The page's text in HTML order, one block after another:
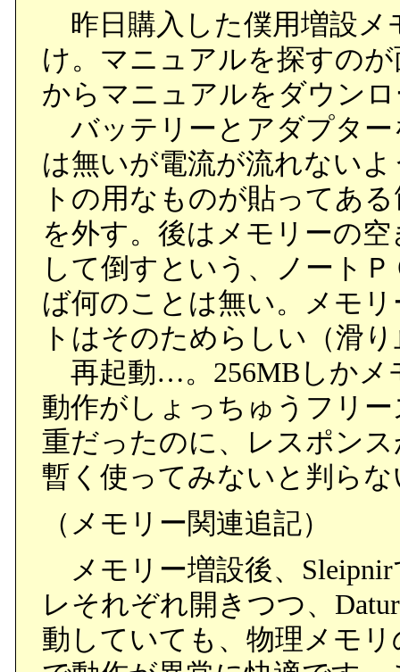
昨日購入した僕用増設メ
け。マニュアルを探すの
からマニュアルをダウン
バッテリーとアダプター
は無いが電流が流れない
トの用なものが貼ってあ
を外す。後はメモリーの
して倒すという、ノート
ば何のことは無い。メモ
トはそのためらしい（滑
再起動…。256MBしかメ
動作がしょっちゅうフリ
重だったのに、レスポン
暫く使ってみないと判ら
（メモリー関連追記）
メモリー増設後、Sleipnir
レそれぞれ開きつつ、
動していても、物理メモ